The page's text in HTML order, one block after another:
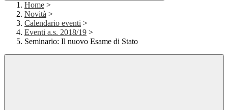
Home >
Novità >
Calendario eventi >
Eventi a.s. 2018/19 >
Seminario: Il nuovo Esame di Stato